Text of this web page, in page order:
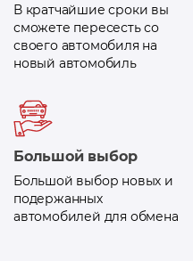
В кратчайшие сроки вы
сможете пересесть со
своего автомобиля на
новый автомобиль
Большой выбор
Большой выбор новых и
подержанных
автомобилей для обмена